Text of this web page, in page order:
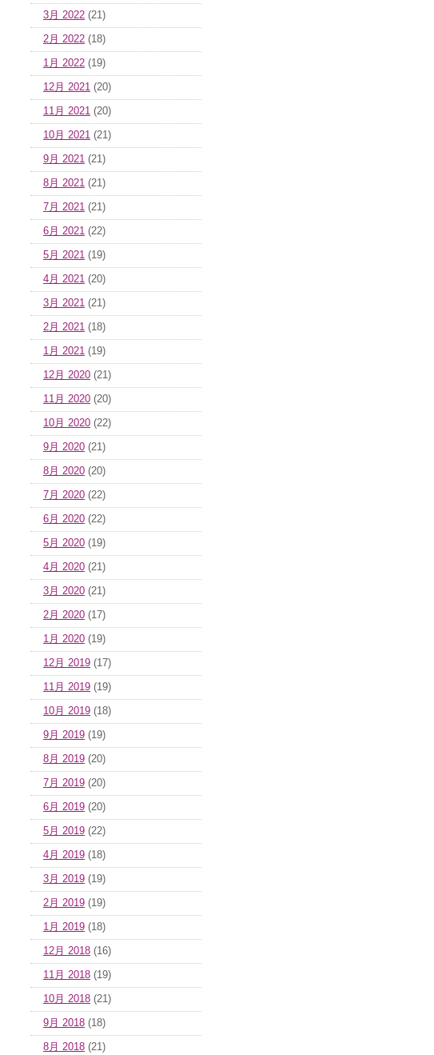
3月 2022 (21)
2月 2022 (18)
1月 2022 (19)
12月 2021 (20)
11月 2021 (20)
10月 2021 (21)
9月 2021 (21)
8月 2021 (21)
7月 2021 (21)
6月 2021 (22)
5月 2021 (19)
4月 2021 (20)
3月 2021 (21)
2月 2021 (18)
1月 2021 (19)
12月 2020 (21)
11月 2020 (20)
10月 2020 (22)
9月 2020 (21)
8月 2020 (20)
7月 2020 (22)
6月 2020 (22)
5月 2020 (19)
4月 2020 (21)
3月 2020 (21)
2月 2020 (17)
1月 2020 (19)
12月 2019 (17)
11月 2019 (19)
10月 2019 (18)
9月 2019 (19)
8月 2019 (20)
7月 2019 (20)
6月 2019 (20)
5月 2019 (22)
4月 2019 (18)
3月 2019 (19)
2月 2019 (19)
1月 2019 (18)
12月 2018 (16)
11月 2018 (19)
10月 2018 (21)
9月 2018 (18)
8月 2018 (21)